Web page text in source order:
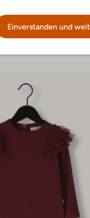
Einverstanden und